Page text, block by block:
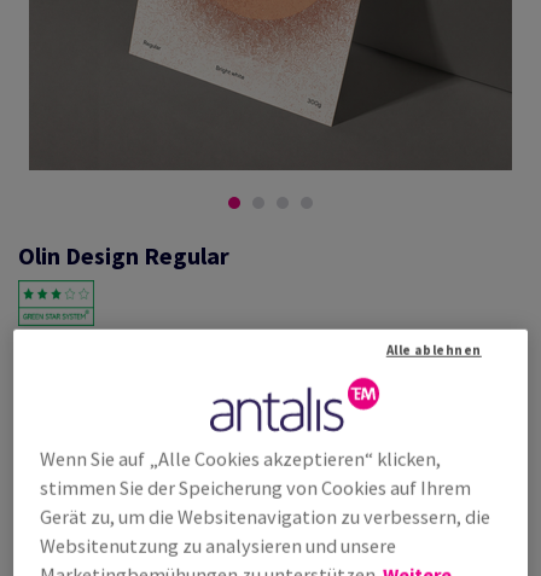
Olin Design Regular
Olin, Regular, Bright White, holzfrei ECF, 240g/m2, 720mm x 1020mm,
B1+, SB, Paket zu 100 Bogen/Blatt, FSC Mix Credit
Produkt weiterempfehlen
Listenpreis
25,00% Rabatt
möglich ab
Wenn Sie auf „Alle Cookies akzeptieren“ klicken,
stimmen Sie der Speicherung von Cookies auf Ihrem
Gerät zu, um die Websitenavigation zu verbessern, die
Websitenutzung zu analysieren und unsere
Alle ablehnen